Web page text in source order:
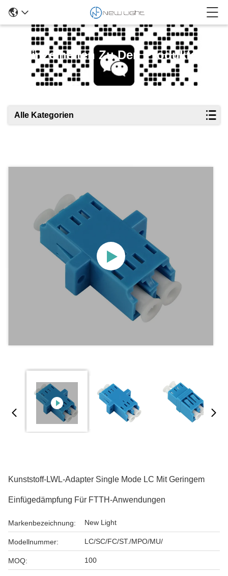
Einzelheiten Zu Den Produkten
Alle Kategorien
Kunststoff-LWL-Adapter Single Mode LC Mit Geringem
Einfügedämpfung Für FTTH-Anwendungen
Markenbezeichnung: New Light
Modellnummer: LC/SC/FC/ST./MPO/MU/
MOQ: 100